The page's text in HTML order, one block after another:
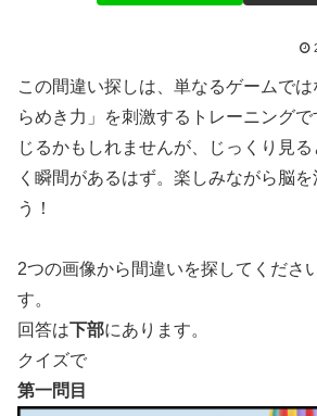
この間違い探しは、単なるゲームで
らめき力」を刺激するトレーニング
じるかもしれませんが、じっくり見
く瞬間があるはず。楽しみながら脳
う！
2つの画像から間違いを探してくださ
す。
回答は 下部にあります。
クイズで
第一問目